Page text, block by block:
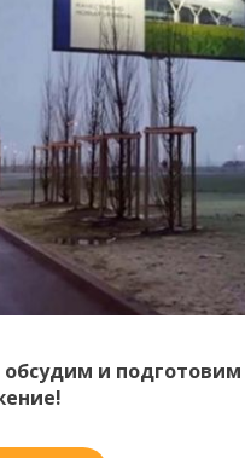
и подготовим